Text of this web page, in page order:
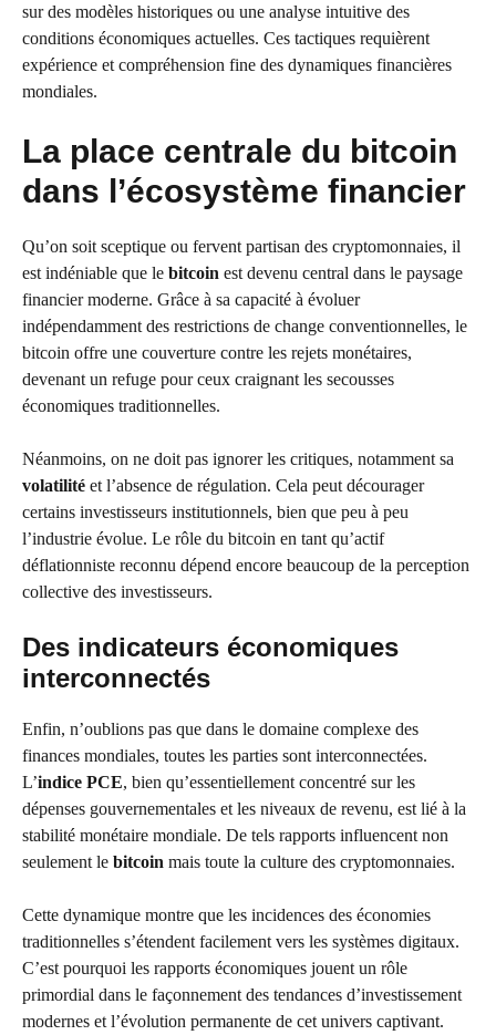
sur des modèles historiques ou une analyse intuitive des
conditions économiques actuelles. Ces tactiques requièrent
expérience et compréhension fine des dynamiques financières
mondiales.
La place centrale du bitcoin
dans l’écosystème financier
Qu’on soit sceptique ou fervent partisan des cryptomonnaies, il
est indéniable que le bitcoin est devenu central dans le paysage
financier moderne. Grâce à sa capacité à évoluer
indépendamment des restrictions de change conventionnelles, le
bitcoin offre une couverture contre les rejets monétaires,
devenant un refuge pour ceux craignant les secousses
économiques traditionnelles.
Néanmoins, on ne doit pas ignorer les critiques, notamment sa
volatilité et l’absence de régulation. Cela peut décourager
certains investisseurs institutionnels, bien que peu à peu
l’industrie évolue. Le rôle du bitcoin en tant qu’actif
déflationniste reconnu dépend encore beaucoup de la perception
collective des investisseurs.
Des indicateurs économiques
interconnectés
Enfin, n’oublions pas que dans le domaine complexe des
finances mondiales, toutes les parties sont interconnectées.
L’indice PCE, bien qu’essentiellement concentré sur les
dépenses gouvernementales et les niveaux de revenu, est lié à la
stabilité monétaire mondiale. De tels rapports influencent non
seulement le bitcoin mais toute la culture des cryptomonnaies.
Cette dynamique montre que les incidences des économies
traditionnelles s’étendent facilement vers les systèmes digitaux.
C’est pourquoi les rapports économiques jouent un rôle
primordial dans le façonnement des tendances d’investissement
modernes et l’évolution permanente de cet univers captivant.